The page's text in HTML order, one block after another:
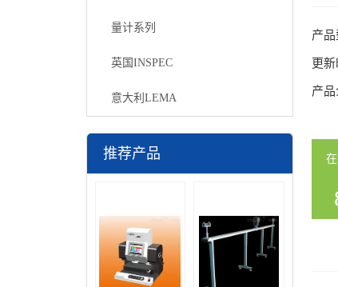
量计系列
英国INSPEC
意大利LEMA
推荐产品
产品
更新
产品